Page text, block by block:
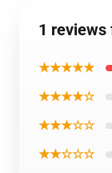
1 reviews
★★★★★
★★★★☆
★★★☆☆
★★☆☆☆